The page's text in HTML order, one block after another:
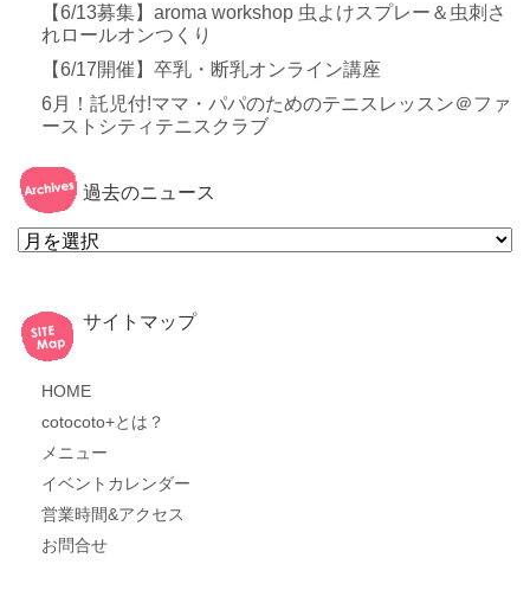
【6/13募集】aroma workshop 虫よけスプレー＆虫刺さ
れロールオンつくり
【6/17開催】卒乳・断乳オンライン講座
6月！託児付!ママ・パパのためのテニスレッスン＠ファ
ーストシティテニスクラブ
過去のニュース
過
去
ー
ス
サイトマップ
HOME
cotocoto+とは？
メニュー
イベントカレンダー
営業時間&アクセス
お問合せ